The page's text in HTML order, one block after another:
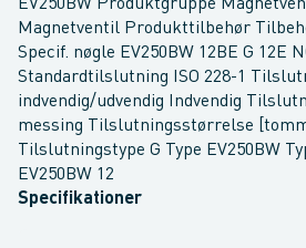
EV250BW Produktgruppe
Magnetventil Produkttilbehør
Specif. nøgle EV250BW 12BE G 12E
Standardtilslutning ISO 228-1
indvendig/udvendig Indvendig
messing Tilslutningsstørrelse
Tilslutningstype G Type EV250BW
EV250BW 12
Specifikationer